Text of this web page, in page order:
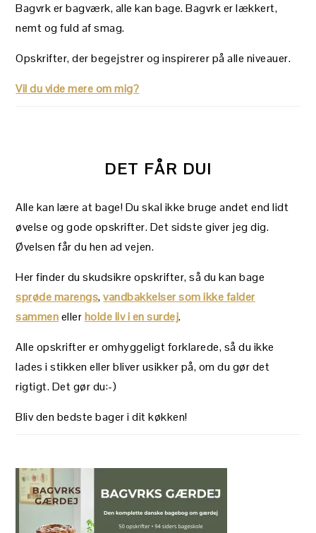
Bagvrk er bagværk, alle kan bage. Bagvrk er lækkert,
nemt og fuld af smag.
Opskrifter, der begejstrer og inspirerer på alle niveauer.
Vil du vide mere om mig?
DET FÅR DU!
Alle kan lære at bage! Du skal ikke bruge andet end lidt
øvelse og gode opskrifter. Det sidste giver jeg dig.
Øvelsen får du hen ad vejen.
Her finder du skudsikre opskrifter, så du kan bage
sprøde marengs,vandbakkelser som ikke falder
sammenellerholde liv i en surdej.
Alle opskrifter er omhyggeligt forklarede, så du ikke
lades i stikken eller bliver usikker på, om du gør det
rigtigt. Det gør du:-)
Bliv den bedste bager i dit køkken!